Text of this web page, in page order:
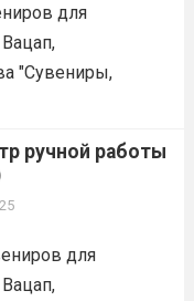
для
"Сувениры,
ручной работы
для